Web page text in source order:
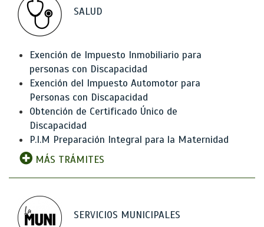
SALUD
Exención de Impuesto Inmobiliario para
personas con Discapacidad
Exención del Impuesto Automotor para
Personas con Discapacidad
Obtención de Certificado Único de
Discapacidad
P.I.M Preparación Integral para la Maternidad
MÁS TRÁMITES
SERVICIOS MUNICIPALES